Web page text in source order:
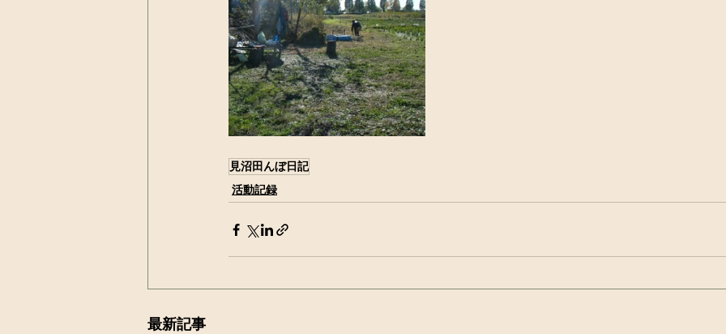
見沼田んぼ日記
活動記録
最新記事